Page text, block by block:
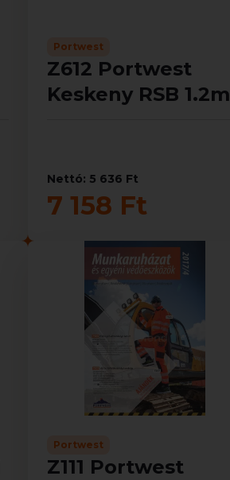
Portwest
Z612 Portwest
Keskeny RSB 1.2m
Nettó: 5 636 Ft
7 158 Ft
Portwest
Z111 Portwest